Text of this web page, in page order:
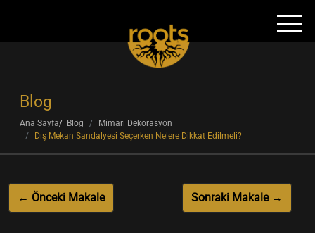
Blog
Ana Sayfa Blog
Mimari Dekorasyon
Dış Mekan Sandalyesi Seçerken Nelere Dikkat Edilmeli?
← Önceki Makale Sonraki Makale →